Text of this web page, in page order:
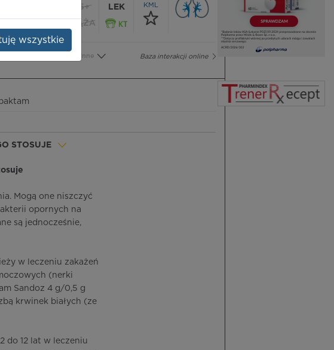
65+
CIĄŻA
LEK
KML
Baza interakcji online
Inne
STOSUJE
Mogą one niszczyć
opornych na
są jednocześnie,
w leczeniu zakażeń
(nerki
Sandoz 4 g/0,5 g
krwinek białych (ze
do 12 lat w leczeniu
wszystkie